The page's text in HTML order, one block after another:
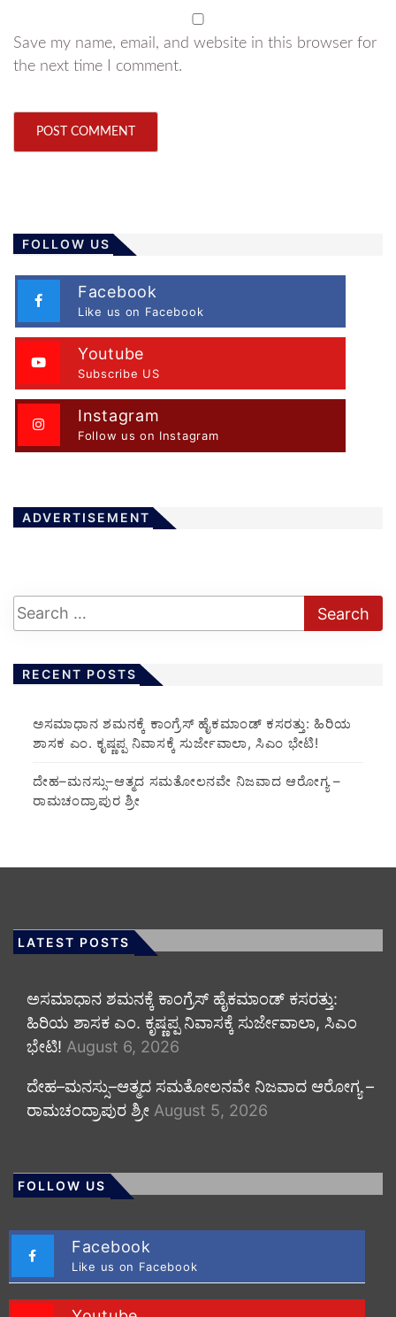
Save my name, email, and website in this browser for
the next time I comment.
FOLLOW US
Facebook
Like us on Facebook
Youtube
Subscribe US
Instagram
Follow us on Instagram
ADVERTISEMENT
RECENT POSTS
ಅಸಮಾಧಾನ ಶಮನಕ್ಕೆ ಕಾಂಗ್ರೆಸ್ ಹೈಕಮಾಂಡ್ ಕಸರತ್ತು: ಹಿರಿಯ
ಶಾಸಕ ಎಂ. ಕೃಷ್ಣಪ್ಪ ನಿವಾಸಕ್ಕೆ ಸುರ್ಜೇವಾಲಾ, ಸಿಎಂ ಭೇಟಿ!
ದೇಹ–ಮನಸ್ಸು–ಆತ್ಮದ ಸಮತೋಲನವೇ ನಿಜವಾದ ಆರೋಗ್ಯ –
ರಾಮಚಂದ್ರಾಪುರ ಶ್ರೀ
LATEST POSTS
ಅಸಮಾಧಾನ ಶಮನಕ್ಕೆ ಕಾಂಗ್ರೆಸ್ ಹೈಕಮಾಂಡ್ ಕಸರತ್ತು:
ಹಿರಿಯ ಶಾಸಕ ಎಂ. ಕೃಷ್ಣಪ್ಪ ನಿವಾಸಕ್ಕೆ ಸುರ್ಜೇವಾಲಾ, ಸಿಎಂ
ಭೇಟಿ! August 6, 2026
ದೇಹ–ಮನಸ್ಸು–ಆತ್ಮದ ಸಮತೋಲನವೇ ನಿಜವಾದ ಆರೋಗ್ಯ –
ರಾಮಚಂದ್ರಾಪುರ ಶ್ರೀ August 5, 2026
FOLLOW US
Facebook
Like us on Facebook